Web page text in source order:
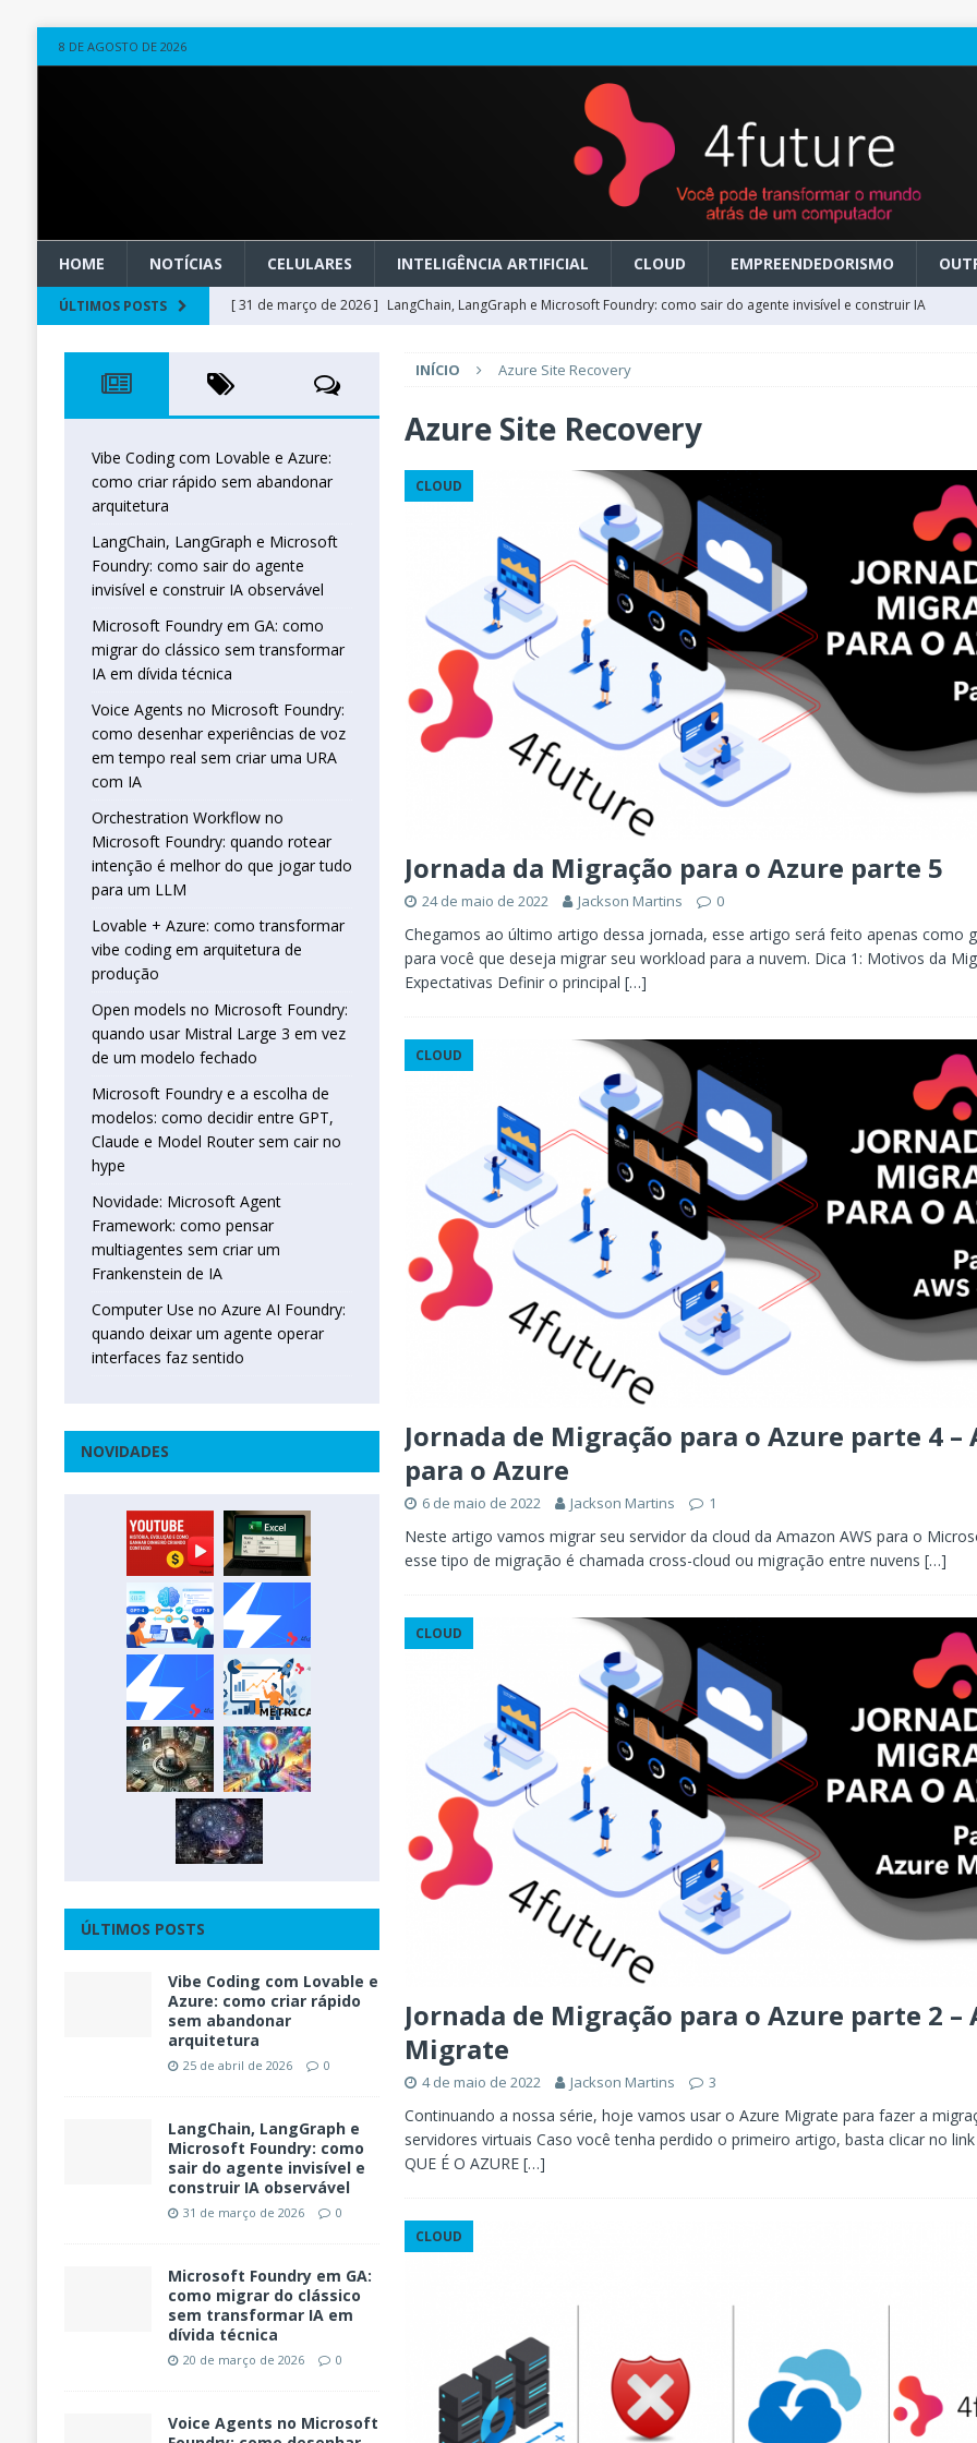
8 DE AGOSTO DE 2026
HOME NOTÍCIAS CELULARES INTELIGÊNCIA ARTIFICIAL CLOUD EMPREENDEDORISMO
ÚLTIMOS POSTS [ 31 de março de 2026 ] LangChain, LangGraph e Microsoft Foundry: como sair do agente invisível e construir IA
[ 20 de março de 2026 ]
Microsoft Foundry em GA: como migrar do clássico sem transformar IA em dívida
técnica
INTELIGÊNCIA ARTIFICIAL
[ 27 de fevereiro de 2026 ]
Voice Agents no Microsoft Foundry: como desenhar experiências de voz em tempo
real sem criar uma URA com IA
INTELIGÊNCIA ARTIFICIAL
Orchestration Workflow no Microsoft Foundry: quando rotear intenção é melhor do
que jogar tudo para um LLM
INTELIGÊNCIA ARTIFICIAL
[ 25 de abril de 2026 ]
Vibe Coding com Lovable e Azure: como criar rápido sem abandonar arquitetura
INÍCIO Azure Site Recovery
Azure Site Recovery
CLOUD
Jornada da Migração para o Azure parte 5
24 de maio de 2022 Jackson Martins 0
Chegamos ao último artigo dessa jornada, esse artigo será feito apenas como
para você que deseja migrar seu workload para a nuvem. Dica 1: Motivos da
Expectativas Definir o principal[…]
CLOUD
Jornada de Migração para o Azure parte 4 –
para o Azure
6 de maio de 2022 Jackson Martins 1
Neste artigo vamos migrar seu servidor da cloud da Amazon AWS para o
esse tipo de migração é chamada cross-cloud ou migração entre nuvens[…]
CLOUD
Jornada de Migração para o Azure parte 2 –
Migrate
4 de maio de 2022 Jackson Martins 3
Continuando a nossa série, hoje vamos usar o Azure Migrate para fazer a
servidores virtuais Caso você tenha perdido o primeiro artigo, basta clicar no
QUE É O AZURE[…]
CLOUD
Vibe Coding com Lovable e Azure:
como criar rápido sem abandonar
arquitetura
LangChain, LangGraph e Microsoft
Foundry: como sair do agente
invisível e construir IA observável
Microsoft Foundry em GA: como
migrar do clássico sem transformar
IA em dívida técnica
Voice Agents no Microsoft Foundry:
como desenhar experiências de voz
em tempo real sem criar uma URA
com IA
Orchestration Workflow no
Microsoft Foundry: quando rotear
intenção é melhor do que jogar tudo
para um LLM
Lovable + Azure: como transformar
vibe coding em arquitetura de
produção
Open models no Microsoft Foundry:
quando usar Mistral Large 3 em vez
de um modelo fechado
Microsoft Foundry e a escolha de
modelos: como decidir entre GPT,
Claude e Model Router sem cair no
hype
Novidade: Microsoft Agent
Framework: como pensar
multiagentes sem criar um
Frankenstein de IA
Computer Use no Azure AI Foundry:
quando deixar um agente operar
interfaces faz sentido
NOVIDADES
ÚLTIMOS POSTS
Vibe Coding com Lovable e
Azure: como criar rápido
sem abandonar
arquitetura
25 de abril de 2026 0
LangChain, LangGraph e
Microsoft Foundry: como
sair do agente invisível e
construir IA observável
31 de março de 2026 0
Microsoft Foundry em GA:
como migrar do clássico
sem transformar IA em
dívida técnica
20 de março de 2026 0
Voice Agents no Microsoft